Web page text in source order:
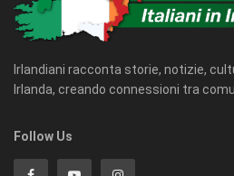
Irlandiani racconta storie, notizie,
Irlanda, creando connessioni tra
Follow Us